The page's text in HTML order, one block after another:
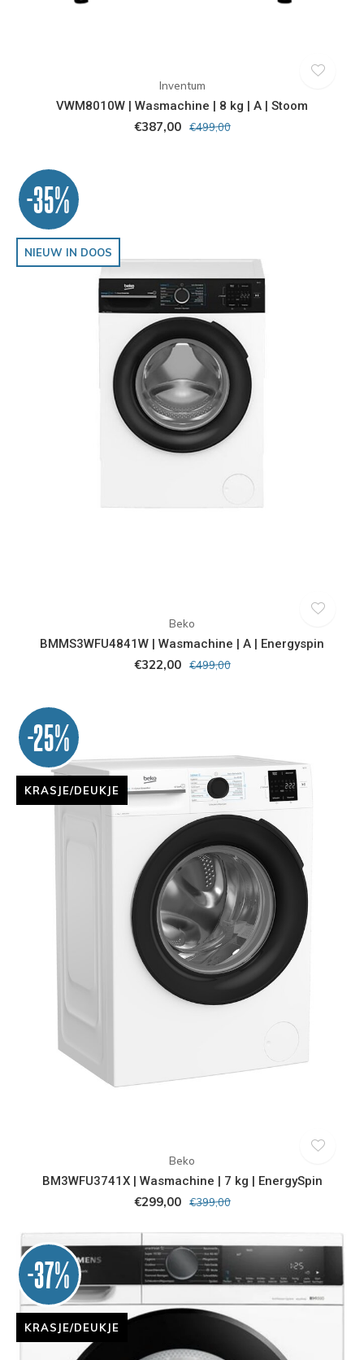
Inventum
VWM8010W | Wasmachine | 8 kg | A | Stoom
€387,00 €499,00
-35%
NIEUW IN DOOS
Beko
BMMS3WFU4841W | Wasmachine | A | Energyspin
€322,00 €499,00
-25%
KRASJE/DEUKJE
Beko
BM3WFU3741X | Wasmachine | 7 kg | EnergySpin
€299,00 €399,00
-37%
KRASJE/DEUKJE